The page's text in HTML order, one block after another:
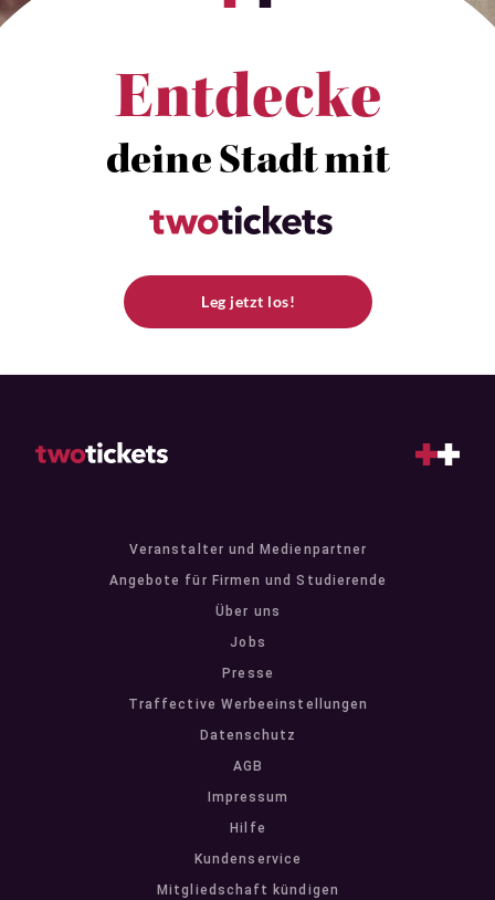
Entdecke
deine Stadt mit
Leg jetzt los!
Veranstalter und Medienpartner
Angebote für Firmen und Studierende
Über uns
Jobs
Presse
Traffective Werbeeinstellungen
Datenschutz
AGB
Impressum
Hilfe
Kundenservice
Mitgliedschaft kündigen